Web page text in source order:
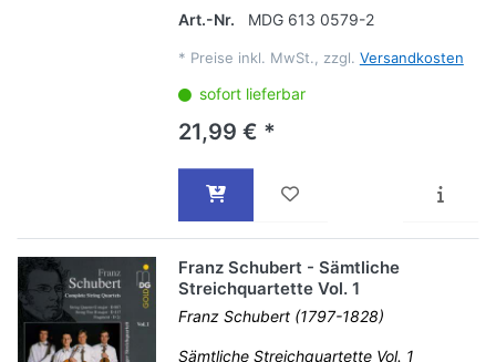
Art.-Nr.
MDG 613 0579-2
* Preise inkl. MwSt., zzgl. Versandkosten
sofort lieferbar
21,99 € *
Franz Schubert - Sämtliche
Streichquartette Vol. 1
Franz Schubert (1797-1828)
Sämtliche Streichquartette Vol. 1